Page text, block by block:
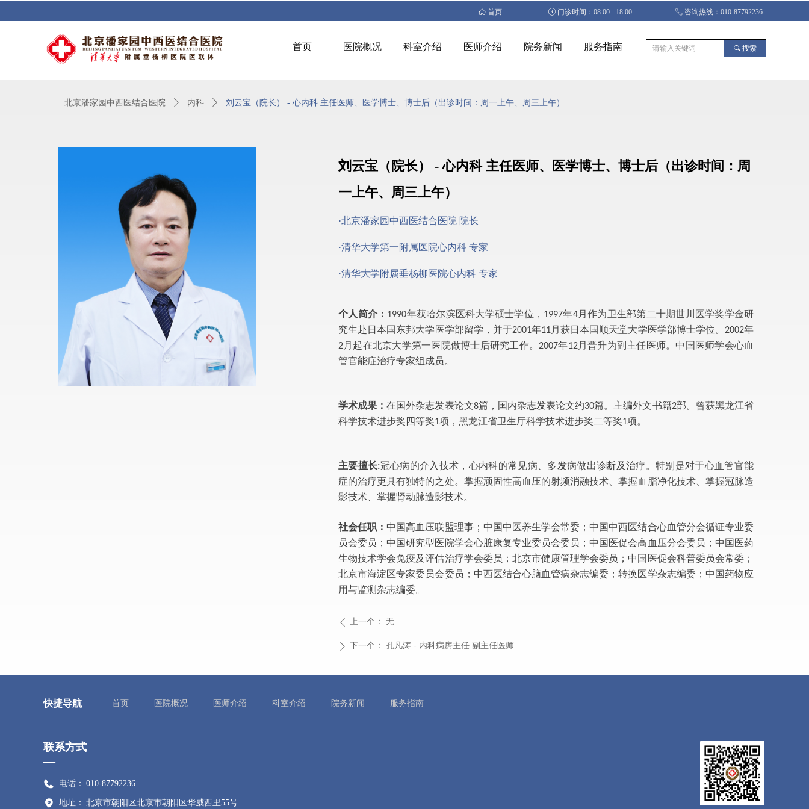
首页 医院概况 科室介绍 医师介绍 院务新闻 服务指南 끠 搜索
ꀇ 首页 ꂂ 门诊时间：08:00 - 18:00 ꂅ 咨询热线：010-87792236
北京潘家园中西医结合医院 ꄲ 内科 ꄲ 刘云宝（院长） - 心内科 主任医师、医学博士、博士后（出诊时间：周一上午、周三上午）
刘云宝（院长） - 心内科 主任医师、医学博士、博士后（出诊时间：周
一上午、周三上午）
·北京潘家园中西医结合医院 院长
·清华大学第一附属医院心内科 专家
·清华大学附属垂杨柳医院心内科 专家
ꄴ 上一个： 无
ꄲ 下一个： 孔凡涛 - 内科病房主任 副主任医师
个人简介： 1990年获哈尔滨医科大学硕士学位， 1997年4月 作为卫生部第二十期世川医学奖学金研
究生赴日本国东邦大学医学部留学，并于2001年11月获日本国顺天堂大学医学部博士学位。 2002年
2月起在北京大学第一医院做博士后研究工作。 2007年12月晋升为副主任医师。中国医师学会心血
管官能症治疗专家组成员。
学术成果 ：在国外杂志发表论文8篇，国内杂志发表论文约30篇。主编外文书籍2部。曾获黑龙江省
科学技术进步奖四等奖1项，黑龙江省卫生厅科学技术进步奖二等奖1项。
主要擅长:冠心病的介入技术，心内科的常见病、多发病做出诊断及治疗。特别 是对于心血管官能
症的治疗更具有独特的之处。掌握顽固性高血压的射频消融技术、掌握血脂净化技术、掌握冠脉造
影技术、掌握肾动脉造影技术。
社会任职： 中国高血压联盟理事；中国中医养生学会常委；中国中西医结合心血管分会循证专业委
员会委员；中国研究型医院学会心脏康复专业委员会委员；中国医促会高血压分会委员；中国医药
生物技术学会免疫及评估治疗学会委员；北京市健康管理学会委员；中国医促会科普委员会常委；
北京市海淀区专家委员会委员；中西医结合心脑血管病杂志编委；转换医学杂志编委；中国药物应
用与监测杂志编委。
快捷导航 首页 医院概况 医师介绍 科室介绍 院务新闻 服务指南
联系方式
—
电话： 010-87792236
地址： 北京市朝阳区北京市朝阳区华威西里55号